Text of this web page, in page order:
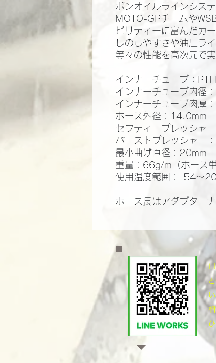
ボンオイルラインシス
MOTO-GPチームや
ビリティーに富んだカ
しのしやすさや油圧ラ
等々の性能を高次元で実
インナーチューブ：
インナーチューブ内径
インナーチューブ肉厚
ホース外径：14.0mm
セフティープレッシャ
バーストプレッシャー
最小曲げ直径：20mm
重量：66g/m（ホース単
使用温度範囲：-54～
ホース長はアダプター